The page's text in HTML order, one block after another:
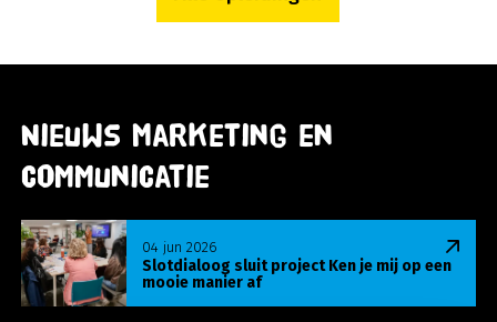
Nieuws Marketing en
Communicatie
Slotdialoog sluit project Ken je mij op een
mooie manier af
04 jun 2026
Lees meer over Slotdialoog sluit project Ken je